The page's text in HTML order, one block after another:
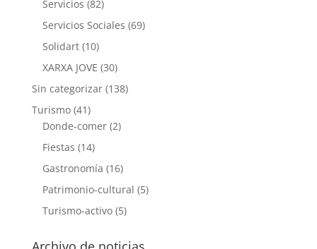
Servicios (82)
Servicios Sociales (69)
Solidart(10)
XARXA JOVE (30)
Sin categorizar(138)
Turismo(41)
Donde-comer(2)
Fiestas (14)
Gastronomía (16)
Patrimonio-cultural (5)
Turismo-activo(5)